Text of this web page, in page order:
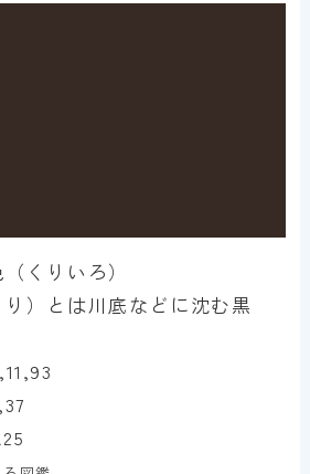
くりいろ）
）とは川底などに沈む黒